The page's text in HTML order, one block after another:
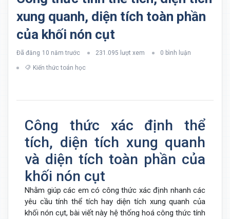
xung quanh, diện tích toàn phần
của khối nón cụt
Đã đăng 10 năm trước 231.095 lượt xem 0 bình luận
Kiến thức toán học
Công thức xác định thể
tích, diện tích xung quanh
và diện tích toàn phần của
khối nón cụt
Nhằm giúp các em có công thức xác định nhanh các
yêu cầu tính thể tích hay diện tích xung quanh của
khối nón cụt, bài viết này hệ thống hoá công thức tính